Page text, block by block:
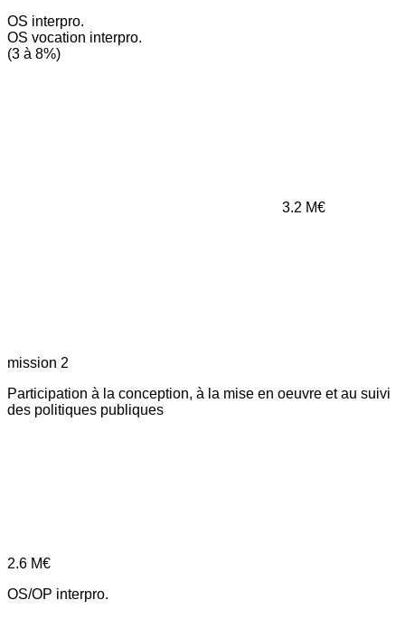
OS interpro.
OS vocation interpro.
(3 à 8%)
3.2 M€
mission 2
Participation à la conception, à la mise en oeuvre et au suivi
des politiques publiques
2.6 M€
OS/OP interpro.